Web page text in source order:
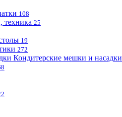
108
техника 25
19
272
Кондитерские мешки и насадки